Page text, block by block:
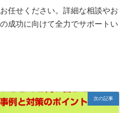
任せください。詳細な相談やお
成功に向けて全力でサポートい
次の記事